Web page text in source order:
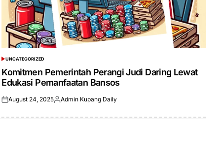
POSTED
IN
UNCATEGORIZED
Komitmen Pemerintah Perangi Judi Daring Lewat
Edukasi Pemanfaatan Bansos
Posted
August 24, 2025Posted
Admin Kupang Daily